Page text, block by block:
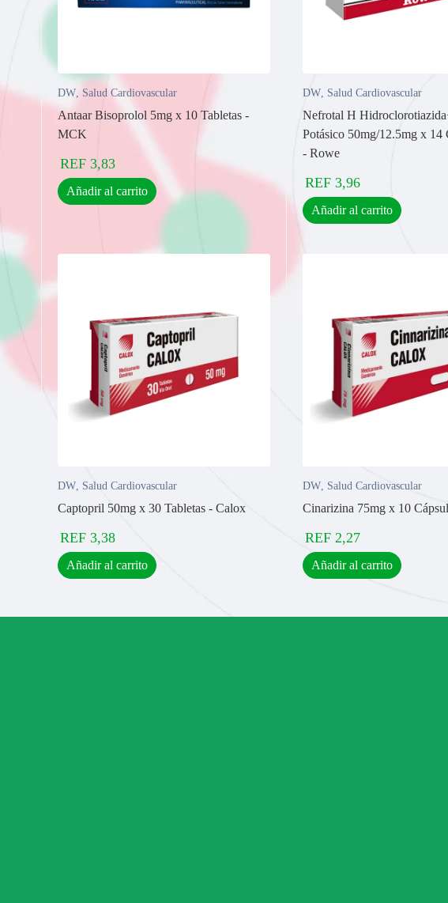
DW, Salud Cardiovascular
Antaar Bisoprolol 5mg x 10 Tabletas -
MCK
REF 3,83
Añadir al carrito
DW, Salud Cardiovascular
Nefrotal H
Potásico 50mg/12.5mg x 14
- Rowe
REF 3,96
Añadir al carrito
DW, Salud Cardiovascular
Captopril 50mg x 30 Tabletas - Calox
REF 3,38
Añadir al carrito
DW, Salud Cardiovascular
Cinarizina 75mg x 10
REF 2,27
Añadir al carrito